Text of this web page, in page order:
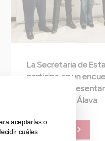
La Secretaria de
participa en un
vascas y
la Cámara de Álava
Leer noticia